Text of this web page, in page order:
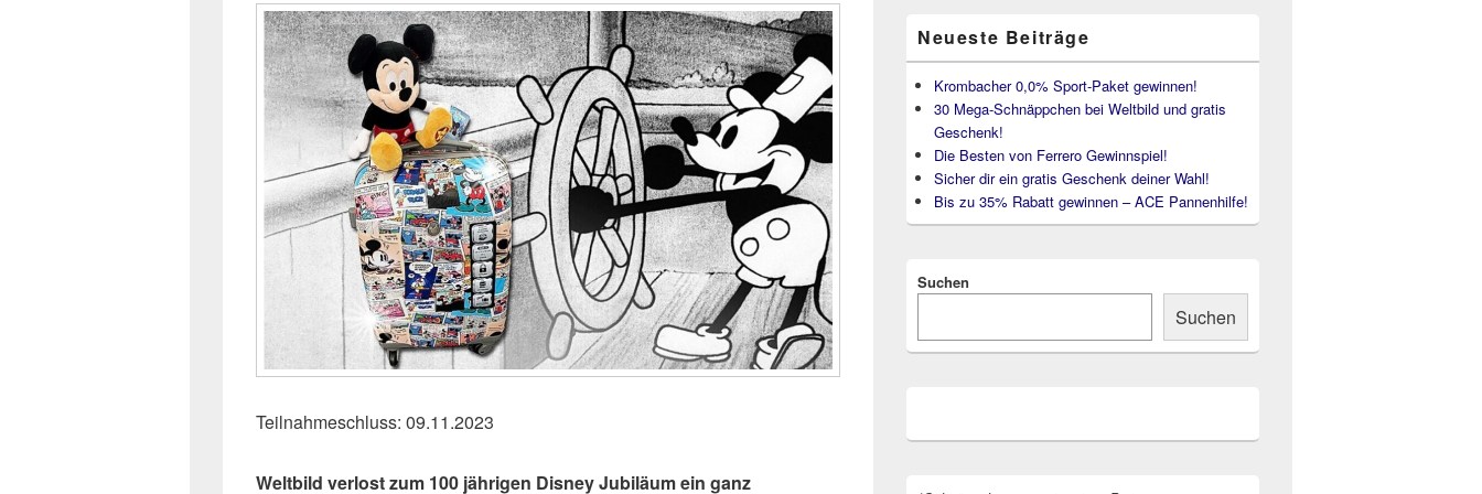
Teilnahmeschluss: 09.11.2023
Weltbild verlost zum 100 jährigen Disney Jubiläum ein ganz
Neueste Beiträge
Krombacher 0,0% Sport-Paket gewinnen!
30 Mega-Schnäppchen bei Weltbild und gratis
Geschenk!
Die Besten von Ferrero Gewinnspiel!
Sicher dir ein gratis Geschenk deiner Wahl!
Bis zu 35% Rabatt gewinnen – ACE Pannenhilfe!
Suchen
Suchen